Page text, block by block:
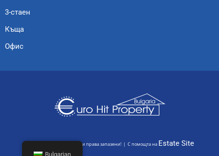
3-стаен
Къща
Офис
© Euro Hit Property – Всички права запазени! | С помощта на Estate Site
Bulgarian